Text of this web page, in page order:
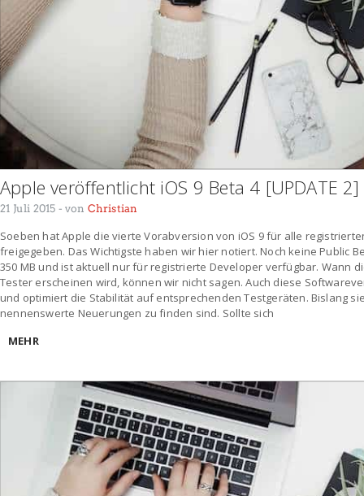
Apple veröffentlicht iOS 9 Beta 4 [UPDATE 2]
21 Juli 2015 - von Christian
Soeben hat Apple die vierte Vorabversion von iOS 9 für alle
freigegeben. Das Wichtigste haben wir hier notiert. Noch keine Public
350 MB und ist aktuell nur für registrierte Developer verfügbar. Wann
Tester erscheinen wird, können wir nicht sagen. Auch diese
und optimiert die Stabilität auf entsprechenden Testgeräten. Bislang
nennenswerte Neuerungen zu finden sind. Sollte sich
MEHR